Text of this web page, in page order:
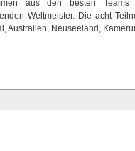
aus den besten
Weltmeister. Die acht
Australien, Neuseeland,